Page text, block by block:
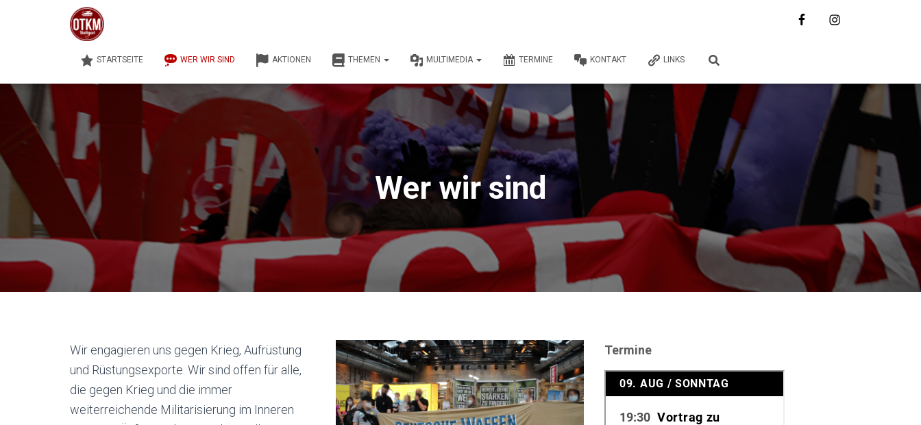
STARTSEITE WER WIR SIND AKTIONEN THEMEN MULTIMEDIA TERMINE KONTAKT LINKS
Wer wir sind
Wir engagieren uns gegen Krieg, Aufrüstung
und Rüstungsexporte. Wir sind offen für alle,
die gegen Krieg und die immer
weiterreichende Militarisierung im Inneren
Termine